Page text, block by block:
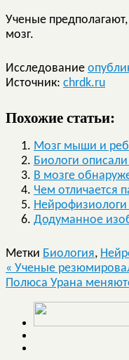
Ученые
мозг.
Исследование
Источник: chrdk.ru
Похожие статьи:
Мозг мыши и
Биологи
В мозге
Чем отличается
Нейрофизиологи
Додуманное
Метки Биология,
« Ученые
Полюса Урана